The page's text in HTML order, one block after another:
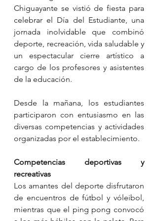
Chiguayante se vistió de fiesta para
celebrar el Día del Estudiante, una
jornada inolvidable que combinó
deporte, recreación, vida saludable y
un espectacular cierre artístico a
cargo de los profesores y asistentes
de la educación.
Desde la mañana, los estudiantes
participaron con entusiasmo en las
diversas competencias y actividades
organizadas por el establecimiento.
Competencias deportivas y
recreativas
Los amantes del deporte disfrutaron
de encuentros de fútbol y vóleibol,
mientras que el ping pong convocó